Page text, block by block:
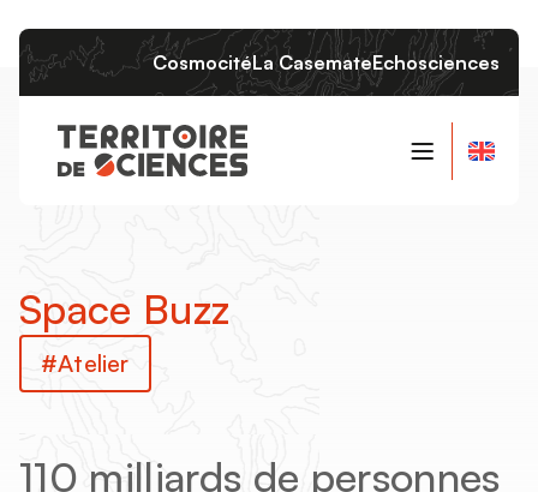
CosmocitéLa CasemateEchosciences
Les instances
Space Buzz
Atelier
110 milliards de personnes